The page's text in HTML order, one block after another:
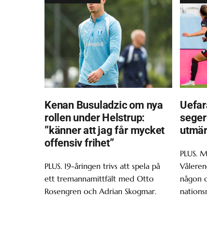
Kenan Busuladzic om nya
rollen under Helstrup:
”känner att jag får mycket
offensiv frihet”
PLUS. 19-åringen trivs att spela på
ett tremannamittfält med Otto
Rosengren och Adrian Skogmar.
PLUS.
någon